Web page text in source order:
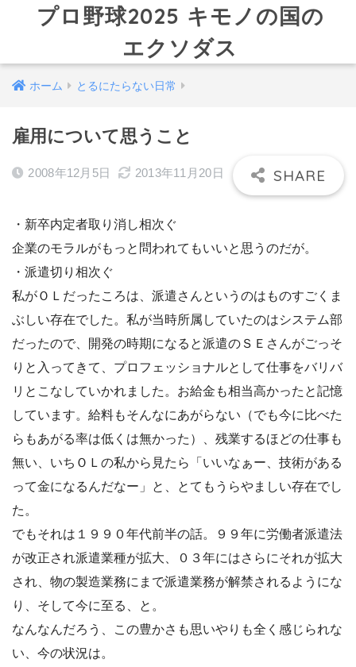
プロ野球2025 キモノの国の
エクソダス
ホーム とるにたらない日常
雇用について思うこと
2008年12月5日 2013年11月20日
・新卒内定者取り消し相次ぐ
企業のモラルがもっと問われてもいいと思うのだが。
・派遣切り相次ぐ
私がＯＬだったころは、派遣さんというのはものすごくま
ぶしい存在でした。私が当時所属していたのはシステム部
だったので、開発の時期になると派遣のＳＥさんがごっそ
りと入ってきて、プロフェッショナルとして仕事をバリバ
リとこなしていかれました。お給金も相当高かったと記憶
しています。給料もそんなにあがらない（でも今に比べた
らもあがる率は低くは無かった）、残業するほどの仕事も
無い、いちＯＬの私から見たら「いいなぁー、技術がある
って金になるんだなー」と、とてもうらやましい存在でし
た。
でもそれは１９９０年代前半の話。９９年に労働者派遣法
が改正され派遣業種が拡大、０３年にはさらにそれが拡大
され、物の製造業務にまで派遣業務が解禁されるようにな
り、そして今に至る、と。
なんなんだろう、この豊かさも思いやりも全く感じられな
い、今の状況は。